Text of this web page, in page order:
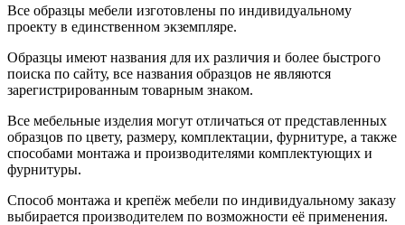
Все образцы мебели изготовлены по индивидуальному
проекту в единственном экземпляре.
Образцы имеют названия для их различия и более быстрого
поиска по сайту, все названия образцов не являются
зарегистрированным товарным знаком.
Все мебельные изделия могут отличаться от представленных
образцов по цвету, размеру, комплектации, фурнитуре, а также
способами монтажа и производителями комплектующих и
фурнитуры.
Способ монтажа и крепёж мебели по индивидуальному заказу
выбирается производителем по возможности её применения.